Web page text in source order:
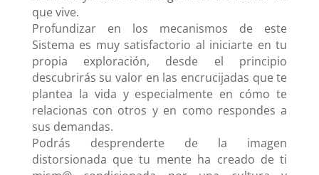
que vive.
Profundizar en los mecanismos de este
Sistema es muy satisfactorio al iniciarte en tu
propia exploración, desde el principio
descubrirás su valor en las encrucijadas que te
plantea la vida y especialmente en cómo te
relacionas con otros y en como respondes a
sus demandas.
Podrás desprenderte de la imagen
distorsionada que tu mente ha creado de ti